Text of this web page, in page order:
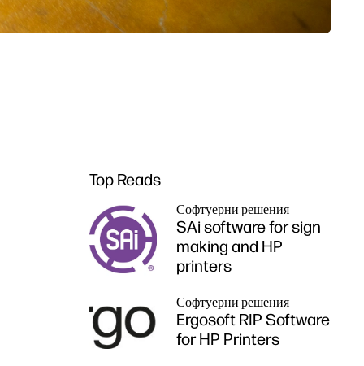
Top Reads
Софтуерни решения
SAi software for sign
making and HP
printers
Софтуерни решения
Ergosoft RIP Software
for HP Printers